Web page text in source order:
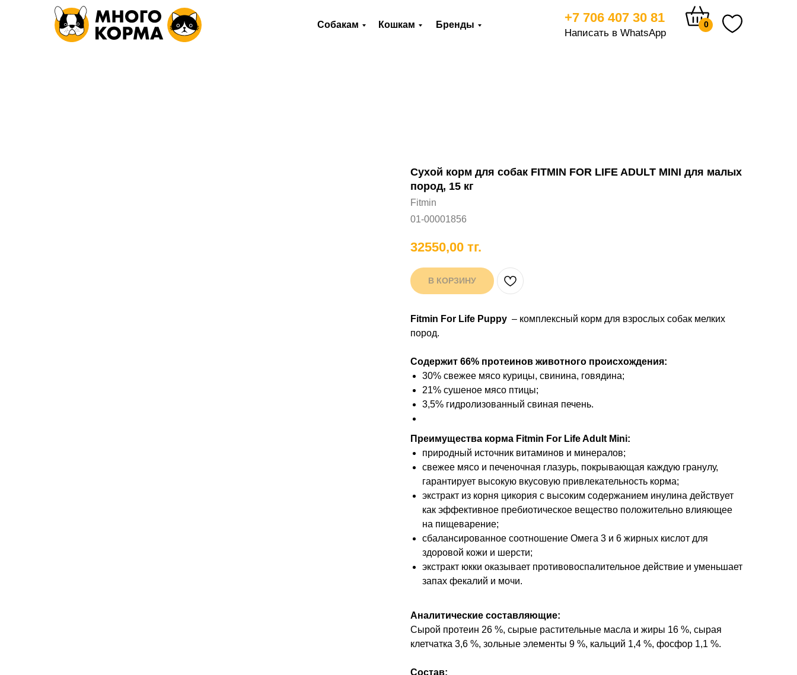
0
Собакам Кошкам Бренды +7 706 407 30 81
Написать в WhatsApp
Сухой корм для собак FITMIN FOR LIFE ADULT MINI для мaлых
пoрoд, 15 кг
Fitmin
01-00001856
32550,00 тг.
В КОРЗИНУ
Fitmin For Life Puppy – комплексный корм для взрослых собак мелких
пород.
Содержит 66% протеинов животного происхождения:
30% свежее мясо курицы, свинина, говядина;
21% сушеное мясо птицы;
3,5% гидролизованный свиная печень.
Преимущества корма Fitmin For Life Adult Mini:
природный источник витаминов и минералов;
свежее мясо и печеночная глазурь, покрывающая каждую гранулу,
гарантирует высокую вкусовую привлекательность корма;
экстракт из корня цикория с высоким содержанием инулина действует
как эффективное пребиотическое вещество положительно влияющее
на пищеварение;
сбалансированное соотношение Омега 3 и 6 жирных кислот для
здоровой кожи и шерсти;
экстракт юкки оказывает противовоспалительное действие и уменьшает
запах фекалий и мочи.
Аналитические составляющие:
Сырой протеин 26 %, сырые растительные масла и жиры 16 %, сырая
клетчатка 3,6 %, зольные элементы 9 %, кальций 1,4 %, фосфор 1,1 %.
Состав: